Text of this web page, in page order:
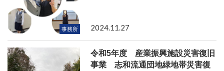
事務所 2024.11.27
令和5年度 産業振興施設災害復旧
事業 志和流通団地緑地帯災害復